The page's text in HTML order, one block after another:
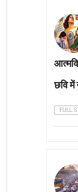
छवि में
FULL